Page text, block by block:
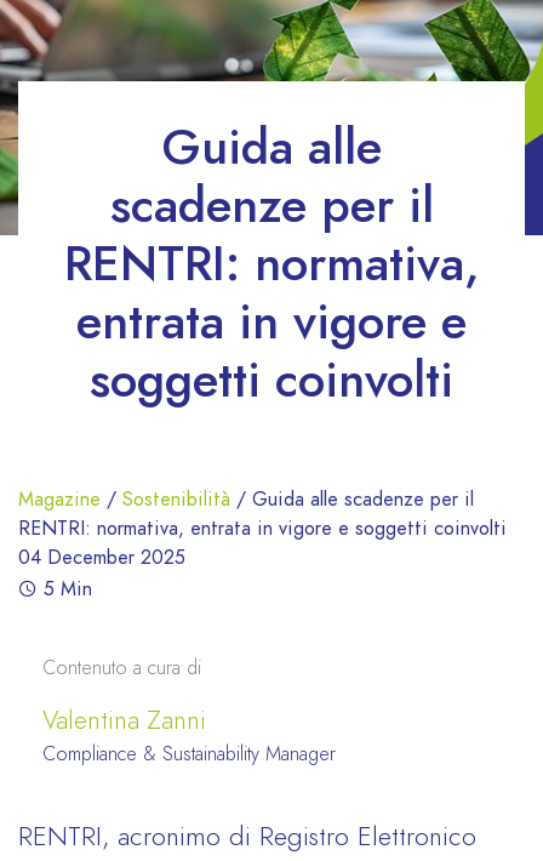
Magazine / Sostenibilità / Guida alle scadenze per il
RENTRI: normativa, entrata in vigore e soggetti coinvolti
04 December 2025
5 Min
Guida alle
scadenze per il
RENTRI: normativa,
entrata in vigore e
soggetti coinvolti
Contenuto a cura di
Valentina Zanni
Compliance & Sustainability Manager
RENTRI, acronimo di Registro Elettronico